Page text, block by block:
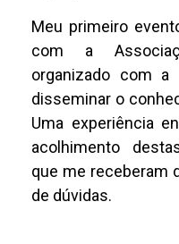
Meu primeiro
com a
organizado com
disseminar o
Uma experiência
acolhimento
que me receberam
de dúvidas.